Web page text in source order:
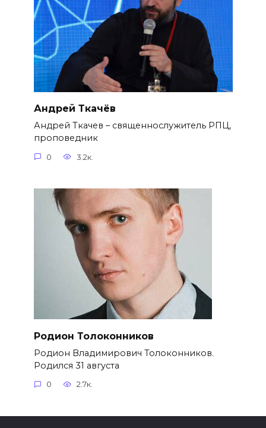
Андрей Ткачёв
Андрей Ткачев – священнослужитель РПЦ,
проповедник
0 3.2к.
Родион Толоконников
Родион Владимирович Толоконников.
Родился 31 августа
0 2.7к.